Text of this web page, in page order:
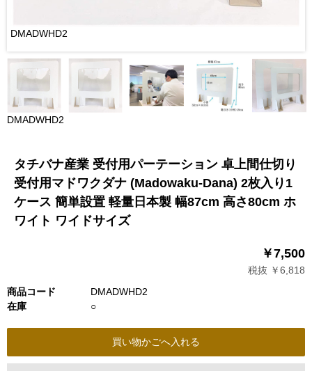
DMADWHD2
DMADWHD2
タチバナ産業 受付用パーテーション 卓上間仕切り
受付用マドワクダナ (Madowaku-Dana) 2枚入り1
ケース 簡単設置 軽量日本製 幅87cm 高さ80cm ホ
ワイト ワイドサイズ
￥7,500
税抜 ￥6,818
商品コード
DMADWHD2
在庫
○